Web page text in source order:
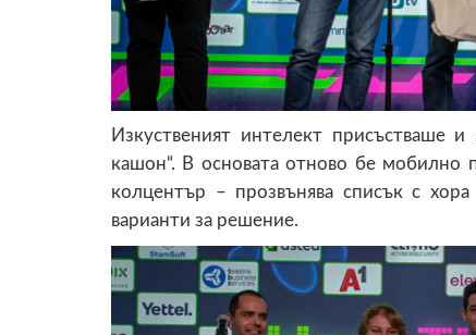
Изкуственият интелект присъстваше
кашон“. В основата отново бе мобилно
колцентър – прозвънява списък с
варианти за решение.